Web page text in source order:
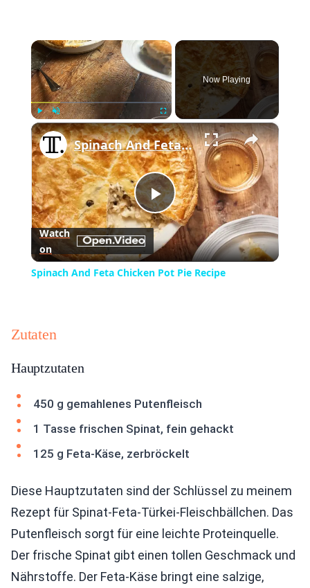
×
Play Unmute Fullscreen
Now Playing
×
Play
Video
Spinach And Feta Chicken Pot Pie Recipe
Watch
on
Spinach And Feta Chicken Pot Pie Recipe
Zutaten
Hauptzutaten
450 g gemahlenes Putenfleisch
1 Tasse frischen Spinat, fein gehackt
125 g Feta-Käse, zerbröckelt
Diese Hauptzutaten sind der Schlüssel zu meinem
Rezept für Spinat-Feta-Türkei-Fleischbällchen. Das
Putenfleisch sorgt für eine leichte Proteinquelle.
Der frische Spinat gibt einen tollen Geschmack und
Nährstoffe. Der Feta-Käse bringt eine salzige,